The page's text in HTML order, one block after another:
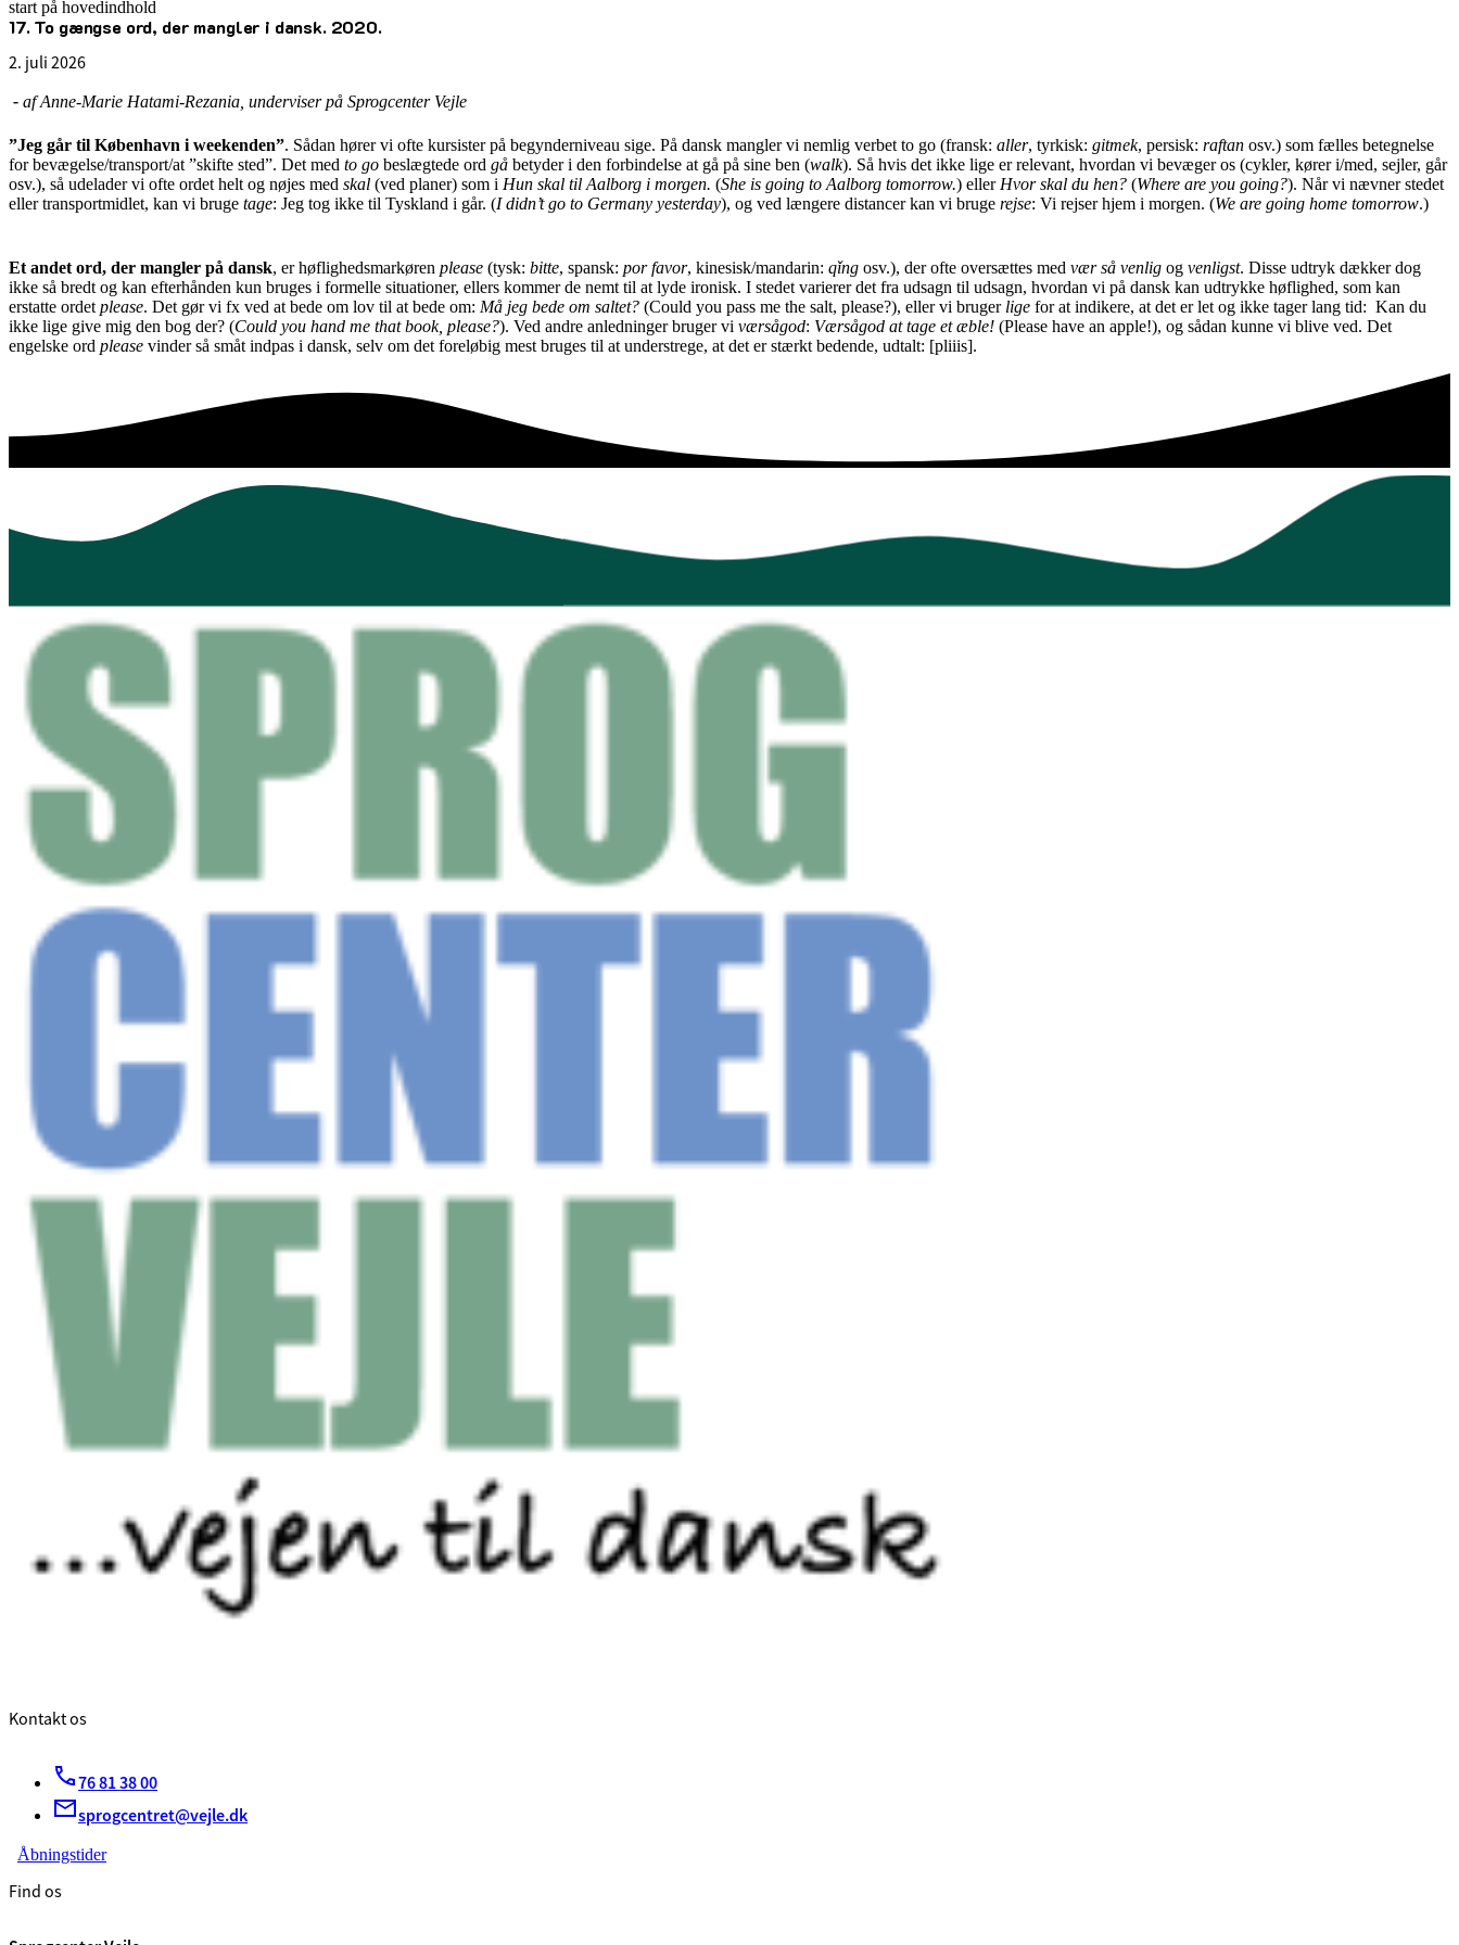
start på hovedindhold
17. To gængse ord, der mangler i dansk. 2020.
2. juli 2026
senest opdateret 2. juli 2026
- af Anne-Marie Hatami-Rezania, underviser på Sprogcenter Vejle
”Jeg går til København i weekenden”. Sådan hører vi ofte kursister på begynderniveau sige. På dansk mangler vi nemlig verbet to go (fransk: aller, tyrkisk: gitmek, persisk: raftan osv.) som fælles betegnelse
for bevægelse/transport/at ”skifte sted”. Det med to go beslægtede ord gå betyder i den forbindelse at gå på sine ben (walk). Så hvis det ikke lige er relevant, hvordan vi bevæger os (cykler, kører i/med, sejler, går
osv.), så udelader vi ofte ordet helt og nøjes med skal (ved planer) som i Hun skal til Aalborg i morgen. (She is going to Aalborg tomorrow.) eller Hvor skal du hen? (Where are you going?). Når vi nævner stedet
eller transportmidlet, kan vi bruge tage: Jeg tog ikke til Tyskland i går. (I didn’t go to Germany yesterday), og ved længere distancer kan vi bruge rejse: Vi rejser hjem i morgen. (We are going home tomorrow.)
Et andet ord, der mangler på dansk, er høflighedsmarkøren please (tysk: bitte, spansk: por favor, kinesisk/mandarin: qǐng osv.), der ofte oversættes med vær så venlig og venligst. Disse udtryk dækker dog
ikke så bredt og kan efterhånden kun bruges i formelle situationer, ellers kommer de nemt til at lyde ironisk. I stedet varierer det fra udsagn til udsagn, hvordan vi på dansk kan udtrykke høflighed, som kan
erstatte ordet please. Det gør vi fx ved at bede om lov til at bede om: Må jeg bede om saltet? (Could you pass me the salt, please?), eller vi bruger lige for at indikere, at det er let og ikke tager lang tid: Kan du
ikke lige give mig den bog der? (Could you hand me that book, please?). Ved andre anledninger bruger vi værsågod: Værsågod at tage et æble! (Please have an apple!), og sådan kunne vi blive ved. Det
engelske ord please vinder så småt indpas i dansk, selv om det foreløbig mest bruges til at understrege, at det er stærkt bedende, udtalt: [pliiis].
Kontakt os
76 81 38 00
sprogcentret@vejle.dk
Åbningstider
Find os